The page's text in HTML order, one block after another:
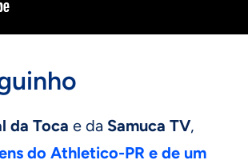
da Toca e da Samuca TV,
do Athletico-PR e de um